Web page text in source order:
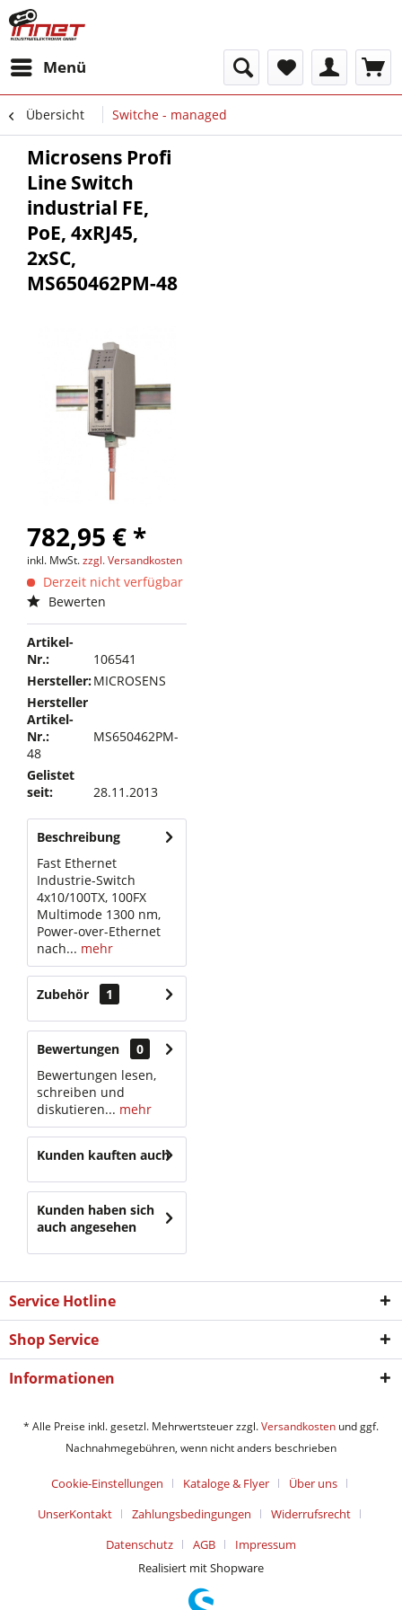
Menü
Übersicht Switche - managed
Microsens Profi
Line Switch
industrial FE,
PoE, 4xRJ45,
2xSC,
MS650462PM-48
782,95 € *
inkl. MwSt.zzgl. Versandkosten
Derzeit nicht verfügbar
Bewerten
Artikel-
Nr.:
106541
Hersteller:MICROSENS
Hersteller
Artikel-
Nr.:
MS650462PM-
48
Gelistet
seit:
28.11.2013
Beschreibung
Fast Ethernet
Industrie-Switch
4x10/100TX, 100FX
Multimode 1300 nm,
Power-over-Ethernet
nach... mehr
Zubehör 1
Bewertungen
0
Bewertungen lesen,
schreiben und
diskutieren... mehr
Kunden kauften auch
Kunden haben sich
auch angesehen
Service Hotline
Shop Service
Informationen
* Alle Preise inkl. gesetzl. Mehrwertsteuer zzgl.Versandkosten und ggf.
Nachnahmegebühren, wenn nicht anders beschrieben
Cookie-Einstellungen Kataloge & Flyer
Über uns
UnserKontakt
Zahlungsbedingungen
Widerrufsrecht
Datenschutz
AGB
Impressum
Realisiert mit Shopware